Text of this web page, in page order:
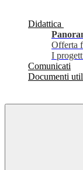
Didattica
Offerta
I
Comunicati
Documenti